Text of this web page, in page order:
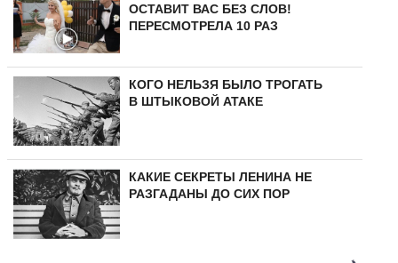
ОСТАВИТ ВАС БЕЗ СЛОВ!
ПЕРЕСМОТРЕЛА 10 РАЗ
КОГО НЕЛЬЗЯ БЫЛО ТРОГАТЬ
В ШТЫКОВОЙ АТАКЕ
КАКИЕ СЕКРЕТЫ ЛЕНИНА НЕ
РАЗГАДАНЫ ДО СИХ ПОР